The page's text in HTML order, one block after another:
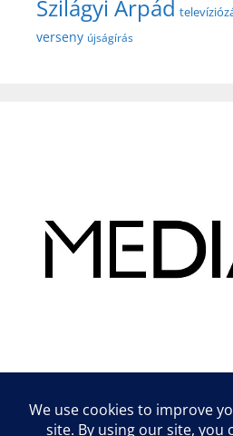
Szilágyi Árpád
verseny újságírás